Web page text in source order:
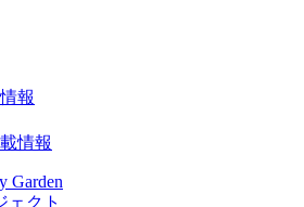
報
情報
Garden
ェクト